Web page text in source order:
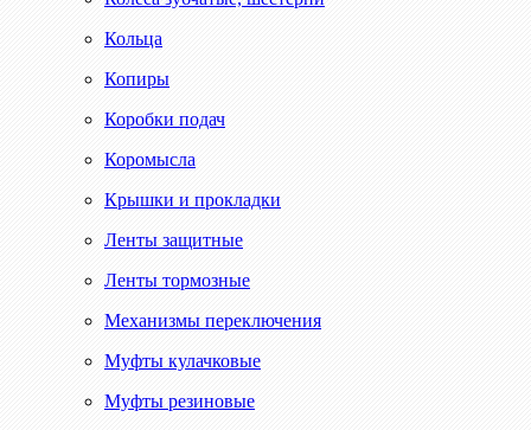
Кольца
Копиры
Коробки подач
Коромысла
Крышки и прокладки
Ленты защитные
Ленты тормозные
Механизмы переключения
Муфты кулачковые
Муфты резиновые